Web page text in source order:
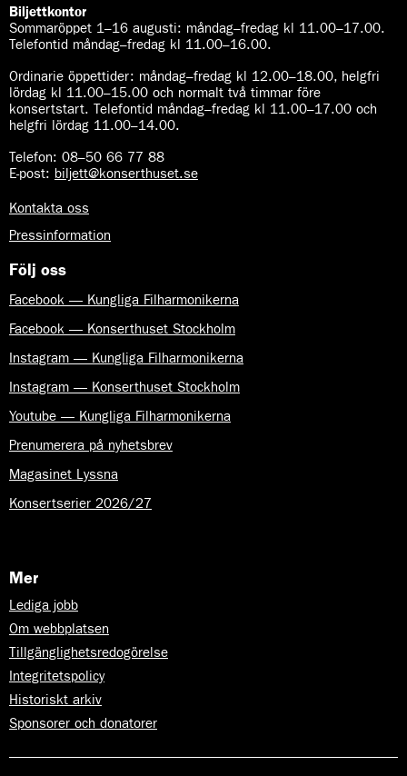
Biljettkontor
Sommaröppet 1–16 augusti: måndag–fredag kl 11.00–17.00.
Telefontid måndag–fredag kl 11.00–16.00.
Ordinarie öppettider: måndag–fredag kl 12.00–18.00, helgfri
lördag kl 11.00–15.00 och normalt två timmar före
konsertstart. Telefontid måndag–fredag kl 11.00–17.00 och
helgfri lördag 11.00–14.00.
Telefon: 08–50 66 77 88
E-post: biljett@konserthuset.se
Kontakta oss
Pressinformation
Följ oss
Facebook — Kungliga Filharmonikerna
Facebook — Konserthuset Stockholm
Instagram — Kungliga Filharmonikerna
Instagram — Konserthuset Stockholm
Youtube — Kungliga Filharmonikerna
Prenumerera på nyhetsbrev
Magasinet Lyssna
Konsertserier 2026/27
Mer
Lediga jobb
Om webbplatsen
Tillgänglighetsredogörelse
Integritetspolicy
Historiskt arkiv
Sponsorer och donatorer